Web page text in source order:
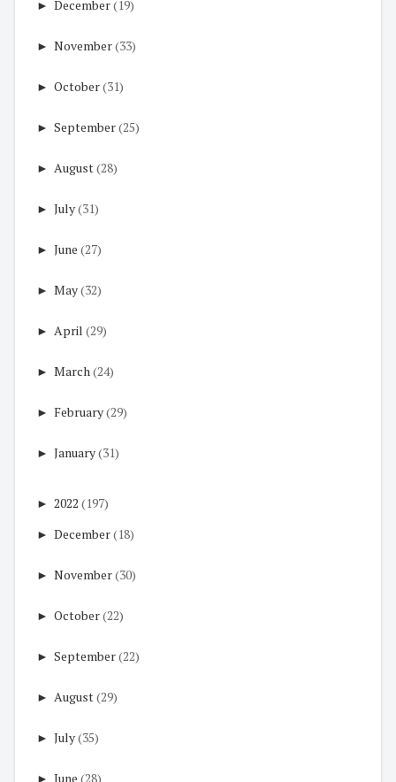
► December(19)
► November(33)
► October(31)
► September(25)
► August(28)
► July(31)
► June (27)
► May(32)
► April (29)
► March(24)
► February(29)
► January(31)
► 2022 (197)
► December(18)
► November(30)
► October(22)
► September(22)
► August(29)
► July(35)
► June (28)